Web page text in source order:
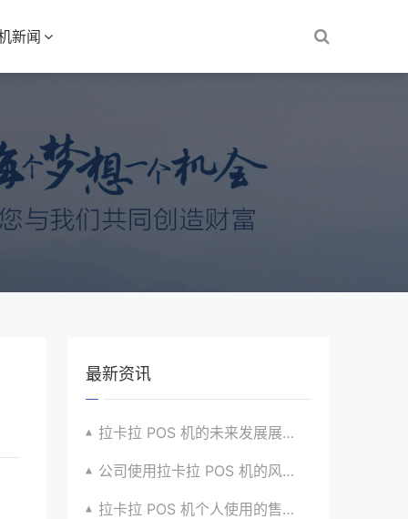
新闻
最新资讯
拉卡拉 POS 机的未来发展展望与战略规划
公司使用拉卡拉 POS 机的风险评估与应对
拉卡拉 POS 机个人使用的售后服务优化